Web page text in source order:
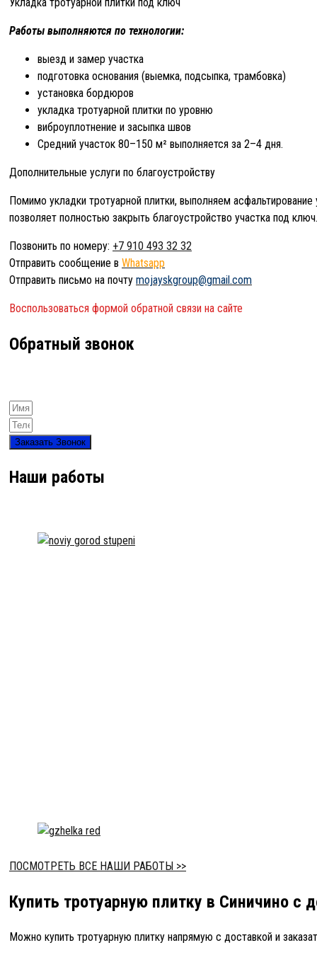
Работы выполняются по технологии:
выезд и замер участка
подготовка основания (выемка, подсыпка, трамбовка)
установка бордюров
укладка тротуарной плитки по уровню
виброуплотнение и засыпка швов
Средний участок 80–150 м² выполняется за 2–4 дня.
Дополнительные услуги по благоустройству
Помимо укладки тротуарной плитки, выполняем
позволяет полностью закрыть благоустройство участка под ключ.
Позвонить по номеру: +7 910 493 32 32
Отправить сообщение в Whatsapp
Отправить письмо на почту mojayskgroup@gmail.com
Воспользоваться формой обратной связи на сайте
Обратный звонок
Заказать Звонок
Наши работы
ПОСМОТРЕТЬ ВСЕ НАШИ РАБОТЫ >>
Купить тротуарную плитку в Синичино с
Можно купить тротуарную плитку напрямую с доставкой и